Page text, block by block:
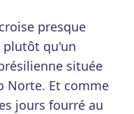
presque
plutôt qu'un
située
Norte. Et comme
jours fourré au